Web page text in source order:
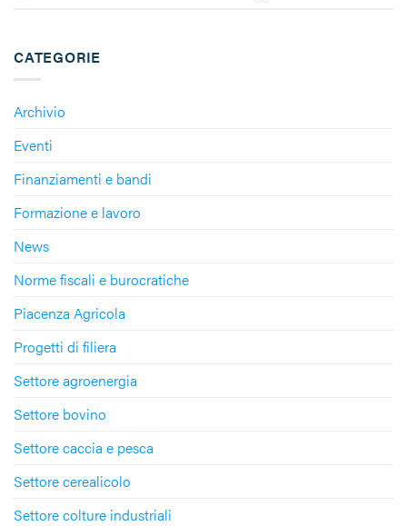
CATEGORIE
Archivio
Eventi
Finanziamenti e bandi
Formazione e lavoro
News
Norme fiscali e burocratiche
Piacenza Agricola
Progetti di filiera
Settore agroenergia
Settore bovino
Settore caccia e pesca
Settore cerealicolo
Settore colture industriali